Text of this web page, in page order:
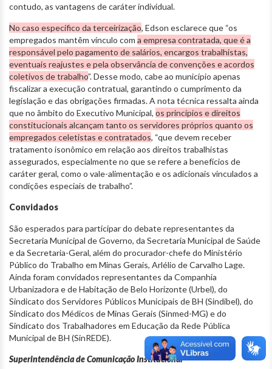
contudo, as vantagens de caráter individual.
No caso específico da terceirização, Edson esclarece que “os
empregados mantêm vínculo com a empresa contratada, que é a
responsável pelo pagamento de salários, encargos trabalhistas,
eventuais reajustes e pela observância de convenções e acordos
coletivos de trabalho”. Desse modo, cabe ao município apenas
fiscalizar a execução contratual, garantindo o cumprimento da
legislação e das obrigações firmadas. A nota técnica ressalta ainda
que no âmbito do Executivo Municipal, os princípios e direitos
constitucionais alcançam tanto os servidores próprios quanto os
empregados celetistas e contratados, “que devem receber
tratamento isonômico em relação aos direitos trabalhistas
assegurados, especialmente no que se refere a benefícios de
caráter geral, como o vale-alimentação e os adicionais vinculados a
condições especiais de trabalho”.
Convidados
São esperados para participar do debate representantes da
Secretaria Municipal de Governo, da Secretaria Municipal de Saúde
e da Secretaria-Geral, além do procurador-chefe do Ministério
Público do Trabalho em Minas Gerais, Arlélio de Carvalho Lage.
Ainda foram convidados representantes da Companhia
Urbanizadora e de Habitação de Belo Horizonte (Urbel), do
Sindicato dos Servidores Públicos Municipais de BH (Sindibel), do
Sindicato dos Médicos de Minas Gerais (Sinmed-MG) e do
Sindicato dos Trabalhadores em Educação da Rede Pública
Municipal de BH (SinREDE).
Superintendência de Comunicação Institucional